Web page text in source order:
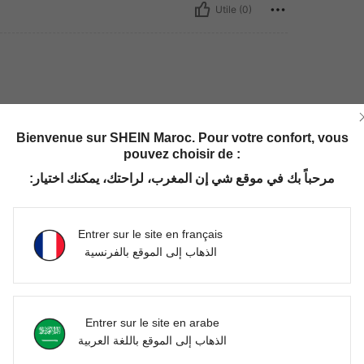
Utile (0)
Utile (0)
Bienvenue sur SHEIN Maroc. Pour votre confort, vous
pouvez choisir de :
مرحباً بك في موقع شي إن المغرب، لراحتك، يمكنك اختيار:
Entrer sur le site en français
الذهاب إلى الموقع بالفرنسية
Entrer sur le site en arabe
الذهاب إلى الموقع باللغة العربية